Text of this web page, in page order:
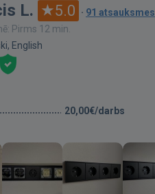
L. 5.0 · 91 atsauksmes
Pirms 12 min.
English
20,00€/darbs